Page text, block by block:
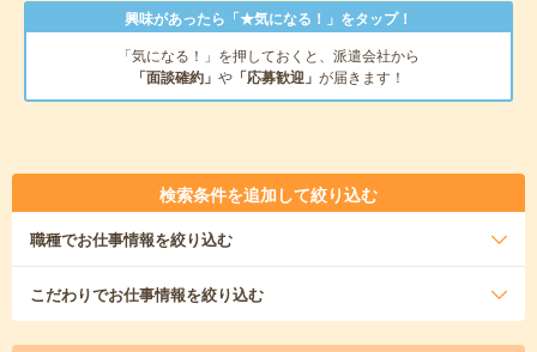
興味があったら「★気になる！」をタップ！
「気になる！」を押しておくと、派遣会社から
「面談確約」 や 「応募歓迎」 が届きます！
検索条件を追加して絞り込む
職種でお仕事情報を絞り込む
こだわりでお仕事情報を絞り込む